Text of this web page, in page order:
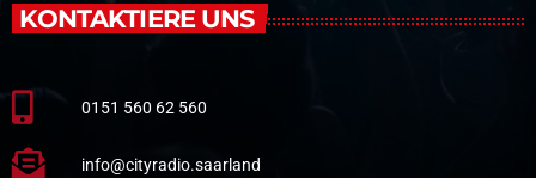
KONTAKTIERE UNS
0151 560 62 560
info@cityradio.saarland